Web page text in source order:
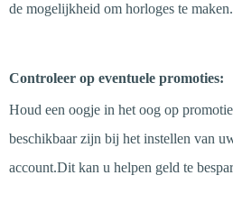
de mogelijkheid om horloges te maken.
Controleer op eventuele promoties:
Houd een oogje in het oog op
beschikbaar zijn bij het instellen van
account.Dit kan u helpen geld te